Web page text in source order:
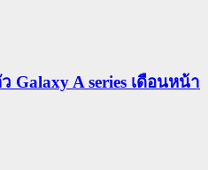
Galaxy A series เดือนหน้า